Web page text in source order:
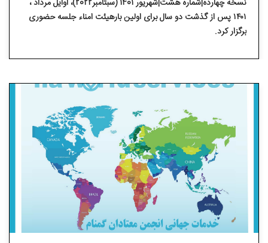
نسخه چهارده|شماره هشت|شهریور 1401 (سبتامبر2022)، اوایل مرداد ،
۱۴۰۱ پس از گذشت دو سال برای اولین بارهیئت امناء جلسه حضوری
برگزار کرد.